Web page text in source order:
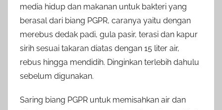
media hidup dan makanan untuk bakteri yang
berasal dari biang PGPR, caranya yaitu dengan
merebus dedak padi, gula pasir, terasi dan kapur
sirih sesuai takaran diatas dengan 15 liter air,
rebus hingga mendidih. Dinginkan terlebih dahulu
sebelum digunakan.
Saring biang PGPR untuk memisahkan air dan